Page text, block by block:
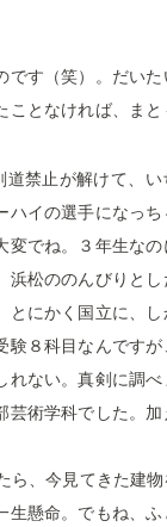
す（笑）。だい
ことなければ、ま
道禁止が解けて、い
イの選手になっち
変でね。３年生な
松ののんびりと
とにかく国立に、
験８科目なんです
ない。真剣に調べ
術学科でした。加
ら、今見てきた建
生懸命。でもね、